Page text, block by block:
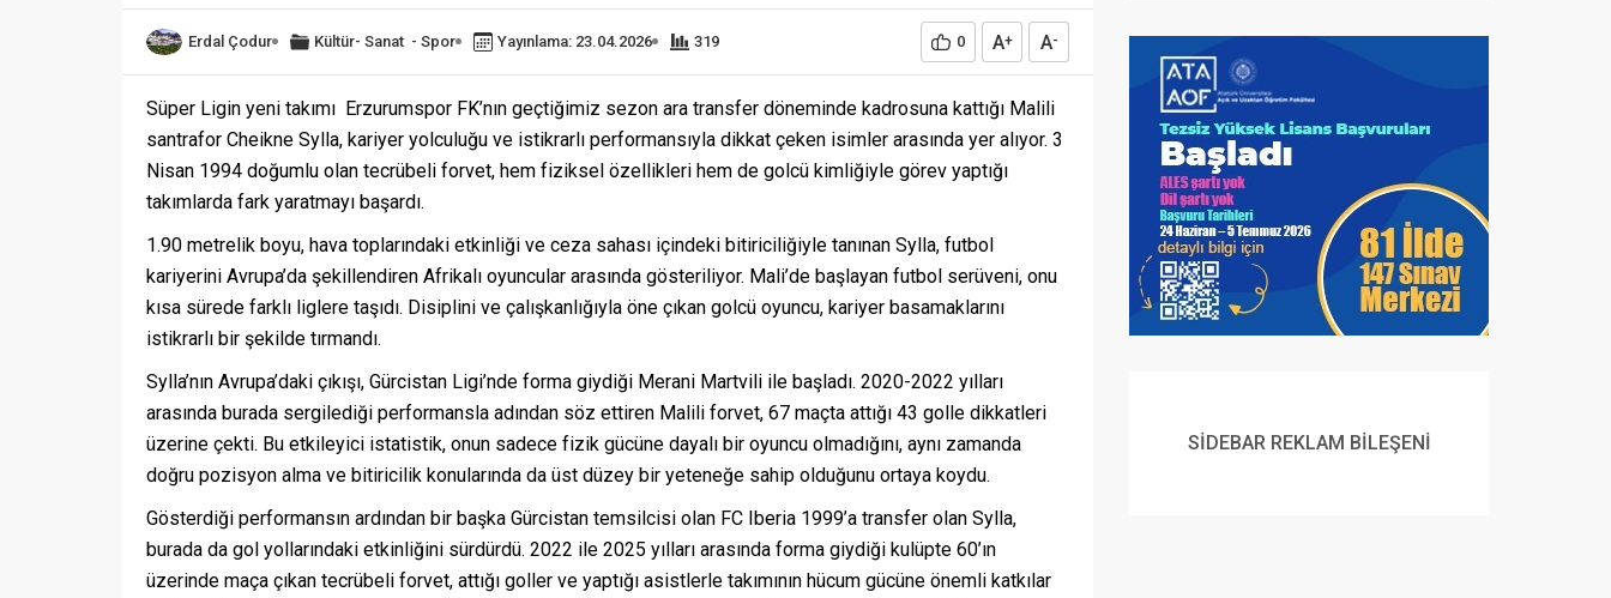
Erdal Çodur Kültür- Sanat - Spor Yayınlama: 23.04.2026 319 0 A+ A-
Süper Ligin yeni takımı Erzurumspor FK’nın geçtiğimiz sezon ara transfer döneminde kadrosuna kattığı Malili
santrafor Cheikne Sylla, kariyer yolculuğu ve istikrarlı performansıyla dikkat çeken isimler arasında yer alıyor. 3
Nisan 1994 doğumlu olan tecrübeli forvet, hem fiziksel özellikleri hem de golcü kimliğiyle görev yaptığı
takımlarda fark yaratmayı başardı.
1.90 metrelik boyu, hava toplarındaki etkinliği ve ceza sahası içindeki bitiriciliğiyle tanınan Sylla, futbol
kariyerini Avrupa’da şekillendiren Afrikalı oyuncular arasında gösteriliyor. Mali’de başlayan futbol serüveni, onu
kısa sürede farklı liglere taşıdı. Disiplini ve çalışkanlığıyla öne çıkan golcü oyuncu, kariyer basamaklarını
istikrarlı bir şekilde tırmandı.
Sylla’nın Avrupa’daki çıkışı, Gürcistan Ligi’nde forma giydiği Merani Martvili ile başladı. 2020-2022 yılları
arasında burada sergilediği performansla adından söz ettiren Malili forvet, 67 maçta attığı 43 golle dikkatleri
üzerine çekti. Bu etkileyici istatistik, onun sadece fizik gücüne dayalı bir oyuncu olmadığını, aynı zamanda
doğru pozisyon alma ve bitiricilik konularında da üst düzey bir yeteneğe sahip olduğunu ortaya koydu.
Gösterdiği performansın ardından bir başka Gürcistan temsilcisi olan FC Iberia 1999’a transfer olan Sylla,
burada da gol yollarındaki etkinliğini sürdürdü. 2022 ile 2025 yılları arasında forma giydiği kulüpte 60’ın
üzerinde maça çıkan tecrübeli forvet, attığı goller ve yaptığı asistlerle takımının hücum gücüne önemli katkılar
SİDEBAR REKLAM BİLEŞENİ